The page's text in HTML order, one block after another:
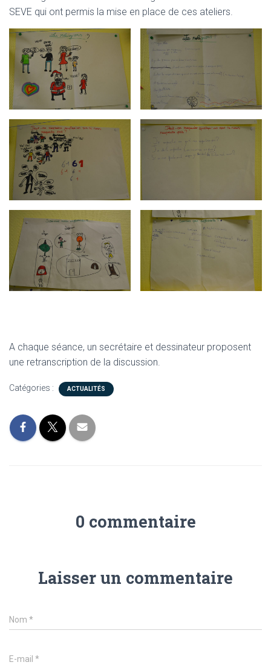
SEVE qui ont permis la mise en place de ces ateliers.
A chaque séance, un secrétaire et dessinateur proposent
une retranscription de la discussion.
Catégories : ACTUALITÉS
0 commentaire
Laisser un commentaire
Nom *
E-mail *